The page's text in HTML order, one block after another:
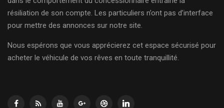
résiliation de son compte. Les particuliers n’ont pas d’interface
pour mettre des annonces sur notre site.
Nous espérons que vous apprécierez cet espace sécurisé pour
acheter le véhicule de vos rêves en toute tranquillité.